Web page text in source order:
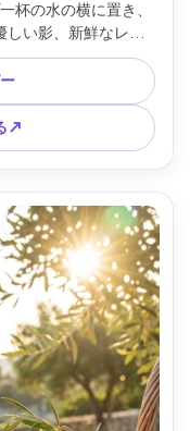
杯の水の横に置き、
しい影、新鮮なレモ
し、居心地の良いラ
GFX 100Sで撮影、
なブランド準備の構
--ar 4:5
↗